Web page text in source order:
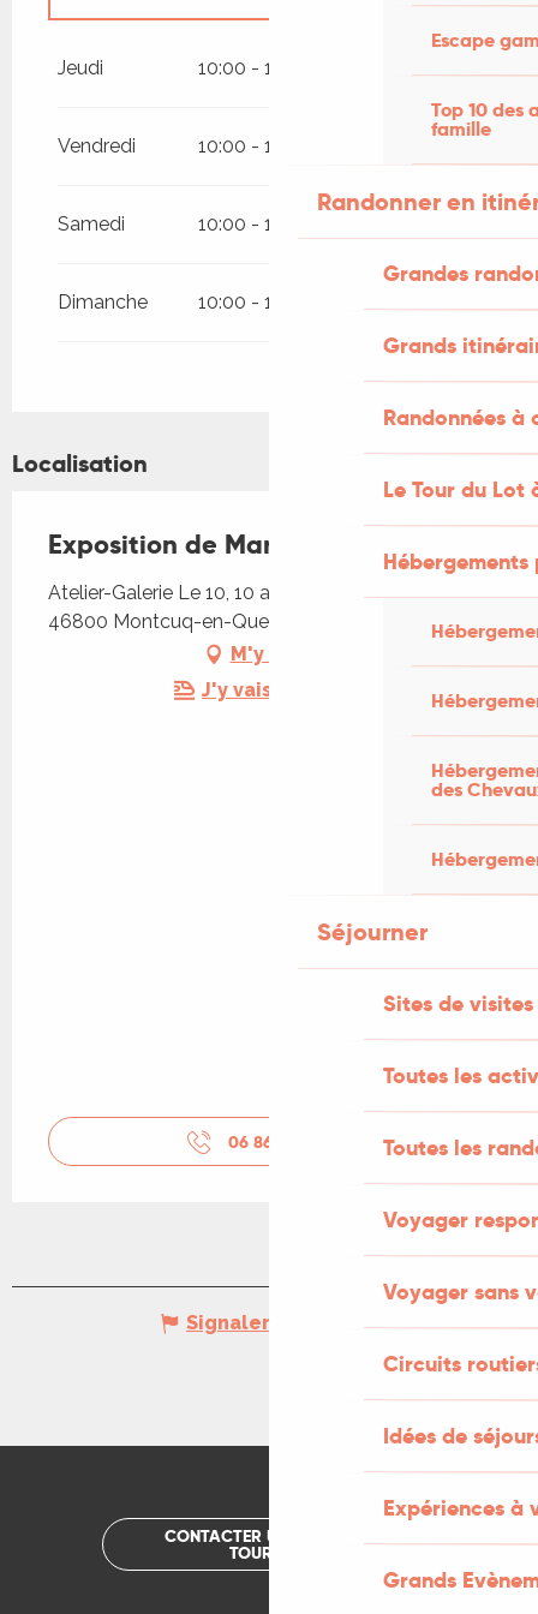
Escape
Top 10 des
famille
Randonner en
Grandes
Grands
Randonnées
Le Tour du Lot
des
Séjourner
Sites de visites
Toutes les
Toutes les
Voyager
Voyager sans
Circuits
Idées de
Expériences à
Grands
Jeudi 10:00 - 13:00
Vendredi 10:00 - 13:00
Samedi 10:00 - 13:00
Dimanche 10:00 - 13:30
Localisation
Exposition de Marina Taleb
Atelier-Galerie Le 10, 10 allées des Platanes,
46800 Montcuq-en-Quercy-Blanc
M'y rendre
J'y vais en train !
06 86 93 33
Signaler une erreur
CONTACTER UN OFFICE DE
TOURISME